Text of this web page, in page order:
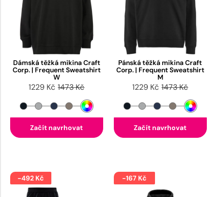
Dámská těžká mikina Craft
Corp. | Frequent Sweatshirt
W
1229 Kč 1473 Kč
Začít navrhovat
Pánská těžká mikina Craft
Corp. | Frequent Sweatshirt
M
1229 Kč 1473 Kč
Začít navrhovat
-492 Kč -167 Kč